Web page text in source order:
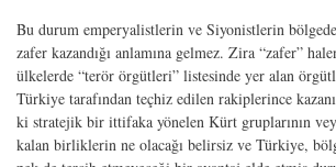
Bu durum emperyalistlerin ve Siyonistlerin
zafer ka­zandığı anlamına gelmez. Zira “zafer”
ülkelerde “terör örgütleri” listesinde yer alan
Türkiye tarafından teçhiz edilen rakiple­rince
ki stratejik bir ittifaka yönelen Kürt grupları­nın
kalan birliklerin ne olacağı belirsiz ve Türkiye,